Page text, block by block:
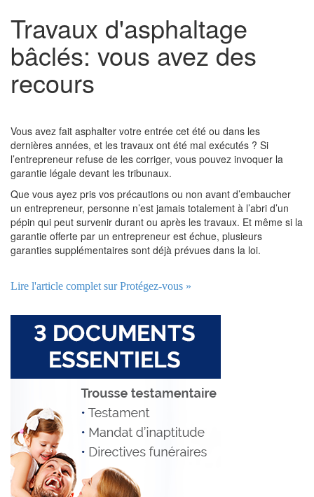
Travaux d'asphaltage
bâclés: vous avez des
recours
Vous avez fait asphalter votre entrée cet été ou dans les
dernières années, et les travaux ont été mal exécutés ? Si
l’entrepreneur refuse de les corriger, vous pouvez invoquer la
garantie légale devant les tribunaux.
Que vous ayez pris vos précautions ou non avant d’embaucher
un entrepreneur, personne n’est jamais totalement à l’abri d’un
pépin qui peut survenir durant ou après les travaux. Et même si la
garantie offerte par un entrepreneur est échue, plusieurs
garanties supplémentaires sont déjà prévues dans la loi.
Lire l'article complet sur Protégez-vous »